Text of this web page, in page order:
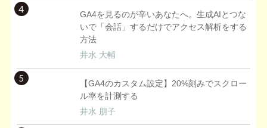
4
GA4を見るのが辛いあなたへ。生成AIとつな
いで「会話」するだけでアクセス解析をする
方法
井水 大輔
5
【GA4のカスタム設定】20%刻みでスクロー
ル率を計測する
井水 朋子